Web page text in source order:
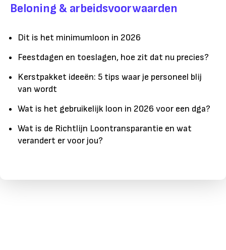
Beloning & arbeidsvoorwaarden
Dit is het minimumloon in 2026
Feestdagen en toeslagen, hoe zit dat nu precies?
Kerstpakket ideeën: 5 tips waar je personeel blij
van wordt
Wat is het gebruikelijk loon in 2026 voor een dga?
Wat is de Richtlijn Loontransparantie en wat
verandert er voor jou?